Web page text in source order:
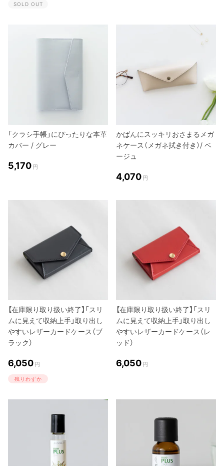
SOLD OUT
「クラシ手帳」にぴったりな本革
カバー / グレー
5,170 円
かばんにスッキリおさまるメガ
ネケース（メガネ拭き付き）/ ベ
ージュ
4,070 円
【在庫限り取り扱い終了】「スリ
ムに見えて収納上手」取り出し
やすいレザーカードケース（ブ
ラック）
6,050 円
残りわずか
【在庫限り取り扱い終了】「スリ
ムに見えて収納上手」取り出し
やすいレザーカードケース（レ
ッド）
6,050 円